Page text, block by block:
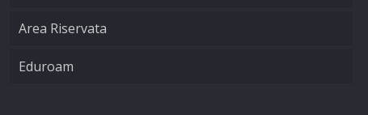
Area Riservata
Eduroam